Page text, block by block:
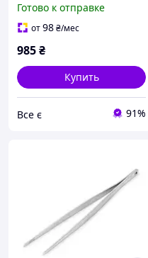
Готово к отправке
от98₴/мес
985₴
Купить
Все є 91%